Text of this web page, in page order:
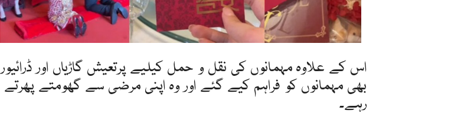
اس کے علاوہ مہمانوں کی نقل و حمل کیلیے پرتعیش گاڑیاں اور ڈرائیور
بھی مہمانوں کو فراہم کیے گئے اور وہ اپنی مرضی سے گھومتے پھرتے
رہے۔